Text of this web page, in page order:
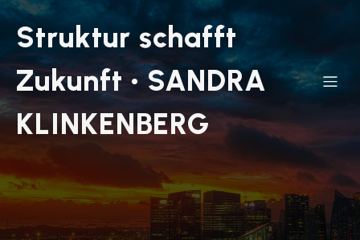
Struktur schafft
Zukunft • SANDRA
KLINKENBERG